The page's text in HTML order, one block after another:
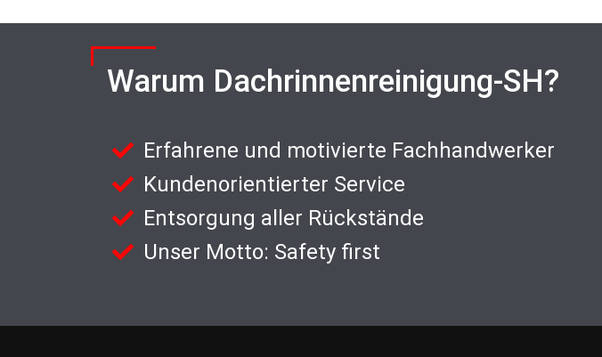
Warum Dachrinnenreinigung-SH?
Erfahrene und motivierte Fachhandwerker
Kundenorientierter Service
Entsorgung aller Rückstände
Unser Motto: Safety first